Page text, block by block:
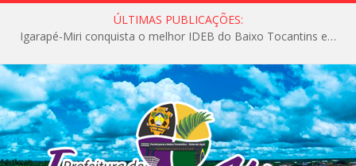
ÚLTIMAS PUBLICAÇÕES:
Igarapé-Miri conquista o melhor IDEB do Baixo Tocantins e avança na qualidade da educação pública